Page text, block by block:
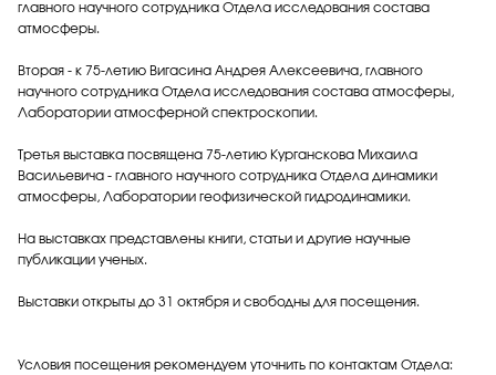
главного научного сотрудника Отдела исследования состава
атмосферы.
Вторая - к 75-летию Вигасина Андрея Алексеевича, главного
научного сотрудника Отдела исследования состава атмосферы,
Лаборатории атмосферной спектроскопии.
Третья выставка посвящена 75-летию Курганскова Михаила
Васильевича - главного научного сотрудника Отдела динамики
атмосферы, Лаборатории геофизической гидродинамики.
На выставках представлены книги, статьи и другие научные
публикации ученых.
Выставки открыты до 31 октября и свободны для посещения.
Условия посещения рекомендуем уточнить по контактам Отдела: